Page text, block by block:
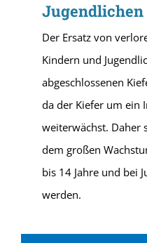
Jugendlichen
Der Ersatz von
Kindern und
abgeschlossenen
da der Kiefer um ein
weiterwächst. Daher
dem großen
bis 14 Jahre und bei
werden.